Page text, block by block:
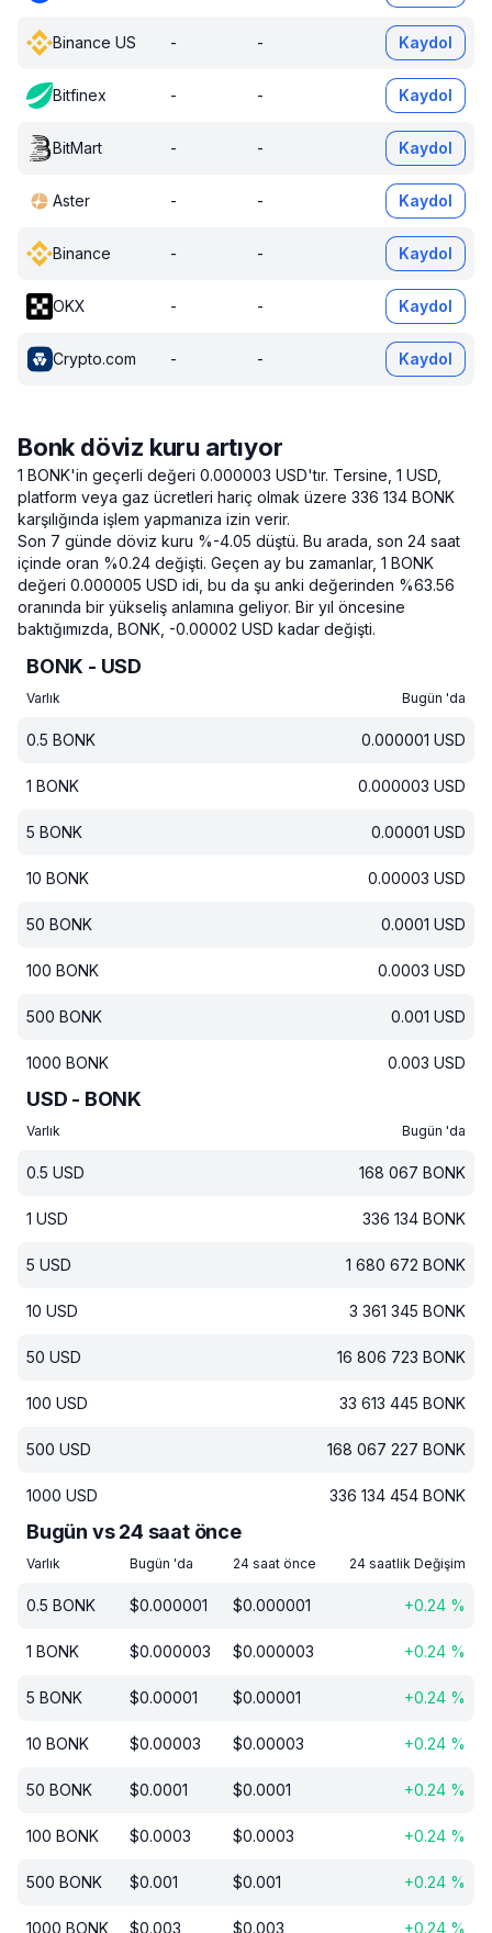
Binance US - - Kaydol
Bitfinex - - Kaydol
BitMart - - Kaydol
Aster - - Kaydol
Binance - - Kaydol
OKX - - Kaydol
Crypto.com - - Kaydol
Bonk döviz kuru artıyor
1 BONK'in geçerli değeri 0.000003 USD'tır. Tersine, 1 USD,
platform veya gaz ücretleri hariç olmak üzere 336 134 BONK
karşılığında işlem yapmanıza izin verir.
Son 7 günde döviz kuru %-4.05 düştü. Bu arada, son 24 saat
içinde oran %0.24 değişti. Geçen ay bu zamanlar, 1 BONK
değeri 0.000005 USD idi, bu da şu anki değerinden %63.56
oranında bir yükseliş anlamına geliyor. Bir yıl öncesine
baktığımızda, BONK, -0.00002 USD kadar değişti.
BONK - USD
Varlık Bugün 'da
0.5 BONK 0.000001 USD
1 BONK 0.000003 USD
5 BONK 0.00001 USD
10 BONK 0.00003 USD
50 BONK 0.0001 USD
100 BONK 0.0003 USD
500 BONK 0.001 USD
1000 BONK 0.003 USD
USD - BONK
Varlık Bugün 'da
0.5 USD 168 067 BONK
1 USD 336 134 BONK
5 USD 1 680 672 BONK
10 USD 3 361 345 BONK
50 USD 16 806 723 BONK
100 USD 33 613 445 BONK
500 USD 168 067 227 BONK
1000 USD 336 134 454 BONK
Bugün vs 24 saat önce
Varlık Bugün 'da 24 saat önce 24 saatlik Değişim
0.5 BONK $0.000001 $0.000001 +0.24 %
1 BONK $0.000003 $0.000003 +0.24 %
5 BONK $0.00001 $0.00001 +0.24 %
10 BONK $0.00003 $0.00003 +0.24 %
50 BONK $0.0001 $0.0001 +0.24 %
100 BONK $0.0003 $0.0003 +0.24 %
500 BONK $0.001 $0.001 +0.24 %
1000 BONK $0.003 $0.003 +0.24 %